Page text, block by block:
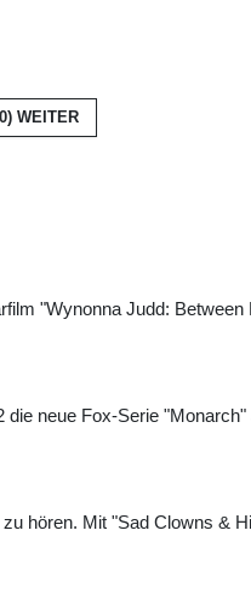
WEITER
"Wynonna Judd:
neue Fox-Serie
hören. Mit "Sad Clowns &